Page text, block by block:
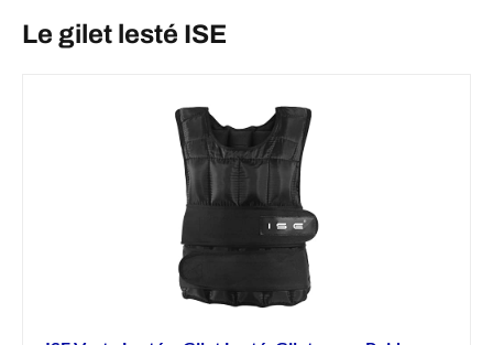
Le gilet lesté ISE